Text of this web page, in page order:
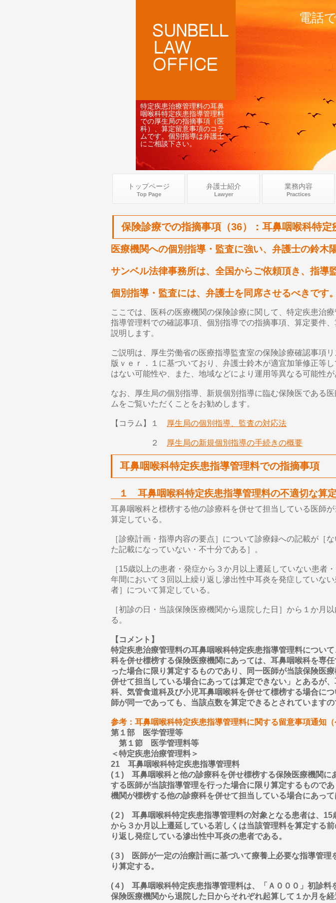
特定疾患治療管理料の耳鼻
咽喉科特定疾患指導管理料
での厚生局の指摘事項（医
科）、算定留意事項のコラ
ムです。個別指導は弁護士
にご相談下さい。
電話
保険診療での指摘事項（36）：耳鼻咽喉科特定
医療機関への個別指導・監査に強い、弁護士の鈴木
サンベル法律事務所は、全国からご依頼頂き、指導
個別指導・監査には、弁護士を同席させるべきです
ここでは、医科の医療機関の保険診療に関して、特定疾患治
指導管理料での確認事項、個別指導での指摘事項、算定要件
説明します。
ご説明は、厚生労働省の医療指導監査室の保険診療確認事項
版ｖｅｒ．１に基づいており、弁護士鈴木が適宜加筆修正等
はない可能性や、また、地域などにより運用等異なる可能性が
なお、厚生局の個別指導、新規個別指導に臨む保険医である
ムをご覧いただくことをお勧めします。
【コラム】１ 厚生局の個別指導、監査の対応法
２ 厚生局の新規個別指導の手続きの概要
耳鼻咽喉科特定疾患指導管理料での指摘事項
１ 耳鼻咽喉科特定疾患指導管理料の不適切な算定
耳鼻咽喉科と標榜する他の診療科を併せて担当している医師
算定している。
［診療計画・指導内容の要点］について診療録への記載が［
た記載になっていない・不十分である］。
［15歳以上の患者・発症から３か月以上遷延していない患者
年間において３回以上繰り返し滲出性中耳炎を発症していな
者］について算定している。
［初診の日・当該保険医療機関から退院した日］から１か月
る。
【コメント】
特定疾患治療管理料の耳鼻咽喉科特定疾患指導管理料につい
科を併せ標榜する保険医療機関にあっては、耳鼻咽喉科を専
った場合に限り算定するものであり、同一医師が当該保険医
併せて担当している場合にあっては算定できない」とあるが
科、気管食道科及び小児耳鼻咽喉科を併せて標榜する場合に
師が同一であっても、当該点数を算定できるとされていますの
参考：耳鼻咽喉科特定疾患指導管理料に関する留意事項通知（
第１部 医学管理等
第１節 医学管理料等
＜特定疾患治療管理料＞
21 耳鼻咽喉科特定疾患指導管理料
(１) 耳鼻咽喉科と他の診療科を併せ標榜する保険医療機関に
する医師が当該指導管理を行った場合に限り算定するもので
機関が標榜する他の診療科を併せて担当している場合にあって
(２) 耳鼻咽喉科特定疾患指導管理料の対象となる患者は、15
から３か月以上遷延している若しくは当該管理料を算定する
り返し発症している滲出性中耳炎の患者である。
(３) 医師が一定の治療計画に基づいて療養上必要な指導管理
り算定する。
(４) 耳鼻咽喉科特定疾患指導管理料は、「Ａ０００」初診料
保険医療機関から退院した日からそれぞれ起算して１か月を経
トップページ
Top Page
弁護士紹介
Lawyer
業務内容
Practices